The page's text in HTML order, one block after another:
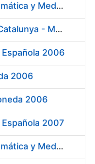
Departamento de Numismática y Medallística Museo Arqueológico Nacional 2006
Gabinet Numismàtic de Catalunya - MNAC 2006
2006
2006
2006
2007
Departamento de Numismática y Medallística - Museo Arqueológico Nacional 2007